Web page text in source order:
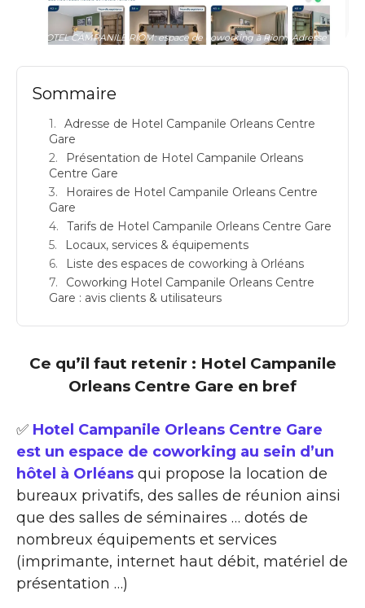
HOTEL CAMPANILE RIOM: espace de coworking à Riom: Adresse
Sommaire
Adresse de Hotel Campanile Orleans Centre
Gare
Présentation de Hotel Campanile Orleans
Centre Gare
Horaires de Hotel Campanile Orleans Centre
Gare
Tarifs de Hotel Campanile Orleans Centre Gare
Locaux, services & équipements
Liste des espaces de coworking à Orléans
Coworking Hotel Campanile Orleans Centre
Gare : avis clients & utilisateurs
Ce qu’il faut retenir : Hotel Campanile
Orleans Centre Gare en bref
✅ Hotel Campanile Orleans Centre Gare
est un espace de coworking au sein d’un
hôtel à Orléans qui propose la location de
bureaux privatifs, des salles de réunion ainsi
que des salles de séminaires … dotés de
nombreux équipements et services
(imprimante, internet haut débit, matériel de
présentation …)